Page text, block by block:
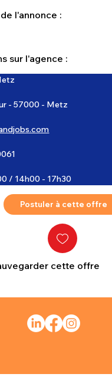
l'annonce :
sur l'agence :
- 57000 - Metz
/ 14h00 - 17h30
Postuler à cette offre
cette offre